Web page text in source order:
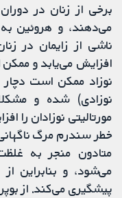
برخی از زنان در
می‌دهند، و هروئین
ناشی از زایمان در
افزایش می‌یابد و ممکن
نوزاد ممکن است
نوزادی) شده و
خطر سندرم مرگ
متادون منجر به
می‌شود، و بنابراین
پیشگیری می‌کند. از